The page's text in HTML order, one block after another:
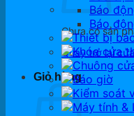
Chưa có sản
Quay trở lại
Giỏ hàng
Báo
Báo
Thiết bị
Khóa cửa
Chuông
Báo giờ
Kiểm soát
Máy tính &